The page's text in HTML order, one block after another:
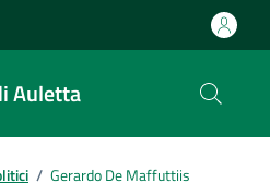
Auletta
/ Gerardo De Maffuttiis